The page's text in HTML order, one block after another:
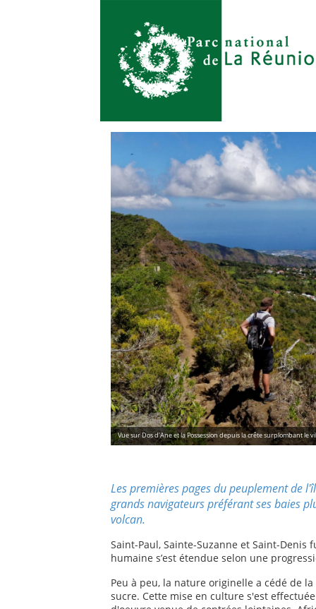
Vue sur Dos d'Ane et la Possession depuis la crête surplombant le
Les premières pages du peuplement de
grands navigateurs préférant ses baies
volcan.
Saint-Paul, Sainte-Suzanne et Saint-
humaine s’est étendue selon une
Peu à peu, la nature originelle a cédé de
sucre. Cette mise en culture s'est